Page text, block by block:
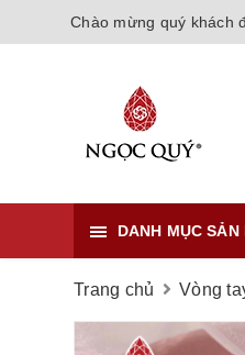
Chào mừng quý khách
DANH MỤC SẢN
Trang chủ Vòng